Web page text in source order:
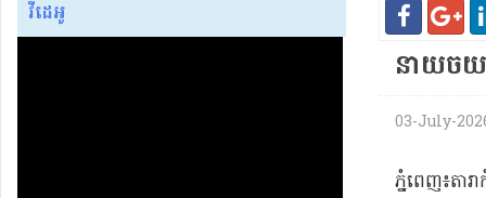
វីដេអូ
នាយ​ច​យ​
03-July-
ភ្នំពេញ​៖​តា